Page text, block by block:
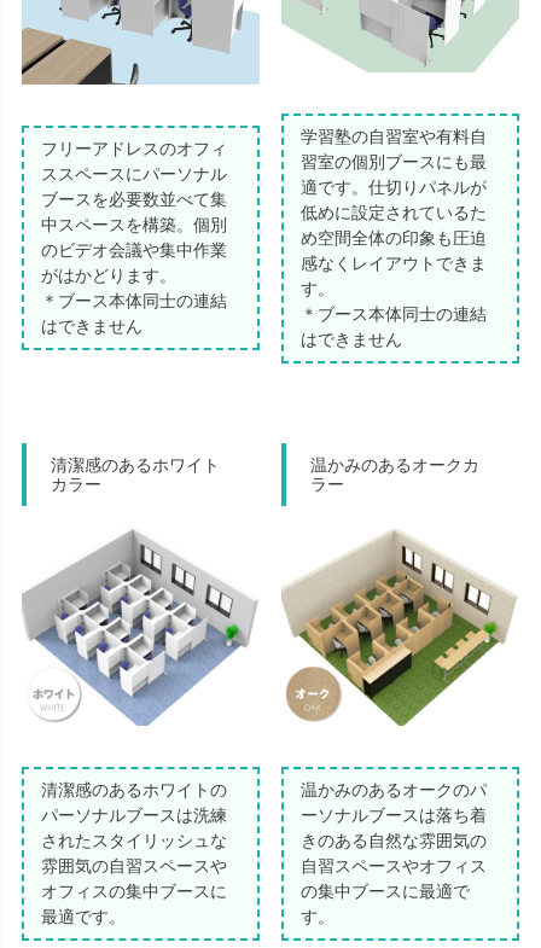
フリーアドレスのオフィ
ススペースにパーソナル
ブースを必要数並べて集
中スペースを構築。個別
のビデオ会議や集中作業
がはかどります。
＊ブース本体同士の連結
はできません
学習塾の自習室や有料自
習室の個別ブースにも最
適です。仕切りパネルが
低めに設定されているた
め空間全体の印象も圧迫
感なくレイアウトできま
す。
＊ブース本体同士の連結
はできません
清潔感のあるホワイト
カラー
清潔感のあるホワイトの
パーソナルブースは洗練
されたスタイリッシュな
雰囲気の自習スペースや
オフィスの集中ブースに
最適です。
温かみのあるオークカ
ラー
温かみのあるオークのパ
ーソナルブースは落ち着
きのある自然な雰囲気の
自習スペースやオフィス
の集中ブースに最適で
す。